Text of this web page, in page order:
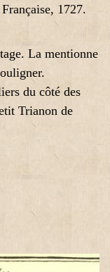
1727.
La mentionne
du côté des
Trianon de